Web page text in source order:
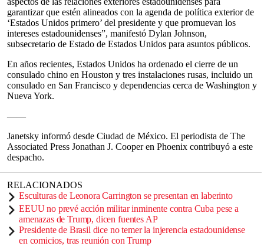
garantizar que estén alineados con la agenda de política exterior de
‘Estados Unidos primero’ del presidente y que promuevan los
intereses estadounidenses”, manifestó Dylan Johnson,
subsecretario de Estado de Estados Unidos para asuntos públicos.
En años recientes, Estados Unidos ha ordenado el cierre de un
consulado chino en Houston y tres instalaciones rusas, incluido un
consulado en San Francisco y dependencias cerca de Washington y
Nueva York.
——
Janetsky informó desde Ciudad de México. El periodista de The
Associated Press Jonathan J. Cooper en Phoenix contribuyó a este
despacho.
RELACIONADOS
Esculturas de Leonora Carrington se presentan en laberinto
EEUU no prevé acción militar inminente contra Cuba pese a
amenazas de Trump, dicen fuentes AP
Presidente de Brasil dice no temer la injerencia estadounidense
en comicios, tras reunión con Trump